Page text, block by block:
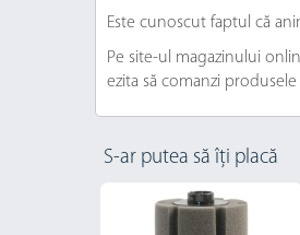
Este cunoscut faptul că
Pe site-ul magazinului
ezita să comanzi
S-ar putea să îți placă